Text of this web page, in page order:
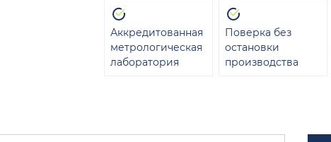
Аккредитованная
метрологическая
лаборатория
Поверка без
остановки
производства